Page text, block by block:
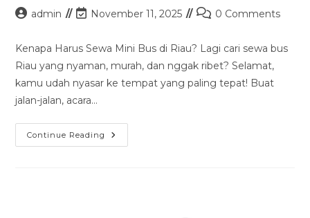
Postadmin
Post
modified:
November 11, 2025
Post0 Comments
Kenapa Harus Sewa Mini Bus di Riau? Lagi cari sewa bus
Riau yang nyaman, murah, dan nggak ribet? Selamat,
kamu udah nyasar ke tempat yang paling tepat! Buat
jalan-jalan, acara…
Continue Reading Sewa
Mini